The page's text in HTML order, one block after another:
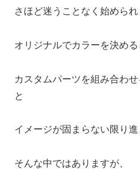
さほど迷うことなく始められ
オリジナルでカラーを決め
カスタムパーツを組み合わ
と
イメージが固まらない限り進
そんな中ではありますが、